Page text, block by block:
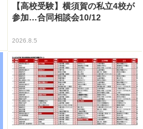
【高校受験】横須賀の私立4校が
参加…合同相談会10/12
2026.8.5